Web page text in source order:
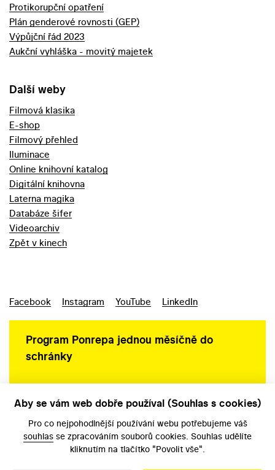
Protikorupční opatření
Plán genderové rovnosti (GEP)
Výpůjční řád 2023
Aukční vyhláška - movitý majetek
Další weby
Filmová klasika
E-shop
Filmový přehled
Iluminace
Online knihovní katalog
Digitální knihovna
Laterna magika
Databáze šifer
Videoarchiv
Zpět v kinech
Facebook Instagram YouTube LinkedIn
Program Ponrepa jednou měsíčně do
schránky
Aby se vám web dobře používal (Souhlas s cookies)
Pro co nejpohodlnější používání webu potřebujeme váš
souhlas se zpracováním souborů cookies. Souhlas udělíte
kliknutím na tlačítko "Povolit vše".